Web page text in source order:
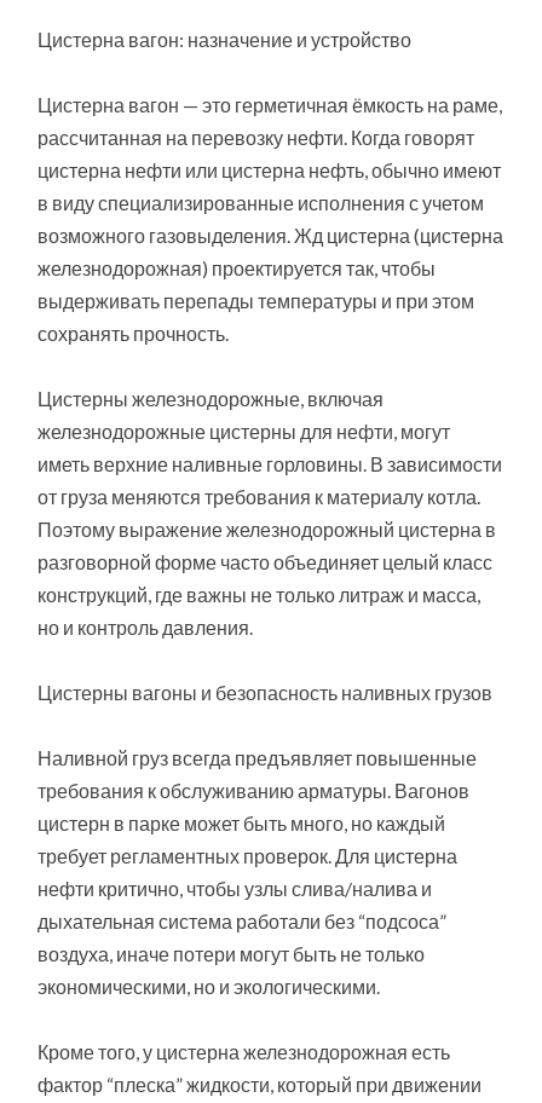
Цистерна вагон: назначение и устройство
Цистерна вагон — это герметичная ёмкость на раме,
рассчитанная на перевозку нефти. Когда говорят
цистерна нефти или цистерна нефть, обычно имеют
в виду специализированные исполнения с учетом
возможного газовыделения. Жд цистерна (цистерна
железнодорожная) проектируется так, чтобы
выдерживать перепады температуры и при этом
сохранять прочность.
Цистерны железнодорожные, включая
железнодорожные цистерны для нефти, могут
иметь верхние наливные горловины. В зависимости
от груза меняются требования к материалу котла.
Поэтому выражение железнодорожный цистерна в
разговорной форме часто объединяет целый класс
конструкций, где важны не только литраж и масса,
но и контроль давления.
Цистерны вагоны и безопасность наливных грузов
Наливной груз всегда предъявляет повышенные
требования к обслуживанию арматуры. Вагонов
цистерн в парке может быть много, но каждый
требует регламентных проверок. Для цистерна
нефти критично, чтобы узлы слива/налива и
дыхательная система работали без “подсоса”
воздуха, иначе потери могут быть не только
экономическими, но и экологическими.
Кроме того, у цистерна железнодорожная есть
фактор “плеска” жидкости, который при движении